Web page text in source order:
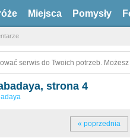
Miejsca Pomysły
serwis do Twoich potrzeb.
strona 4
« poprzednia